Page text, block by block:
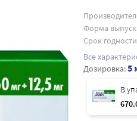
Форма
Срок годности
Все
Дозировка:5
В
670